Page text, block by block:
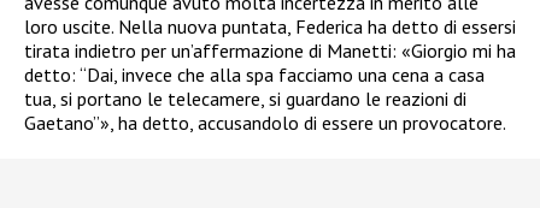
loro uscite. Nella nuova puntata, Federica ha detto di essersi
tirata indietro per un’affermazione di Manetti: «Giorgio mi ha
detto: “Dai, invece che alla spa facciamo una cena a casa
tua, si portano le telecamere, si guardano le reazioni di
Gaetano”», ha detto, accusandolo di essere un provocatore.